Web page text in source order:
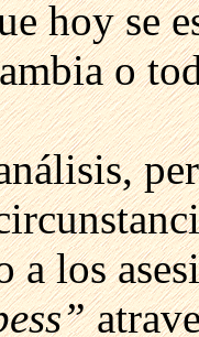
hoy se
o
a los